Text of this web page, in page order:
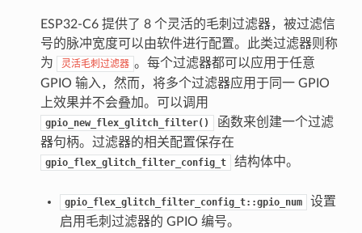
ESP32-C6 提供了 8 个灵活的毛刺过滤器，被过滤信
号的脉冲宽度可以由软件进行配置。此类过滤器则称
为
灵活毛刺过滤器 。每个过滤器都可以应用于任意
GPIO 输入，然而，将多个过滤器应用于同一 GPIO
上效果并不会叠加。可以调用
gpio_new_flex_glitch_filter()
函数来创建一个过滤
器句柄。过滤器的相关配置保存在
gpio_flex_glitch_filter_config_t 结构体中。
gpio_flex_glitch_filter_config_t::gpio_num
设置
启用毛刺过滤器的 GPIO 编号。